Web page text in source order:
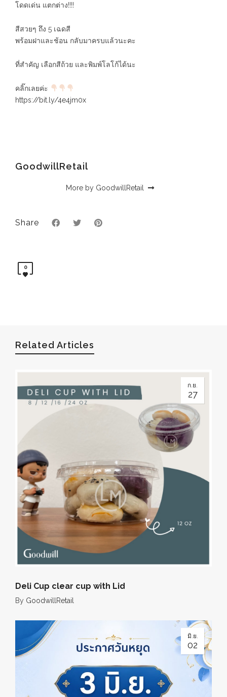
โดดเด่น แตกต่าง!!!!
สีสวยๆ ถึง 5 เฉดสี
พร้อมฝาและช้อน กลับมาครบแล้วนะคะ
ที่สำคัญ เลือกสีถ้วย และพิมพ์โลโก้ได้นะ
คลิ๊กเลยค่ะ
https://bit.ly/4e4jm0x
GoodwillRetail
More by GoodwillRetail
Share
0
Related Articles
ก.ย.
27
Deli Cup clear cup with Lid
By GoodwillRetail
มิ.ย.
02